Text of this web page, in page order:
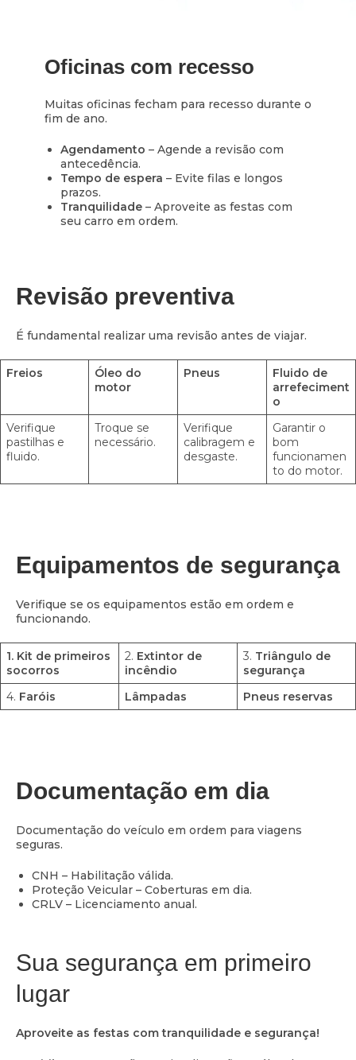
Oficinas com recesso
Muitas oficinas fecham para recesso durante o
fim de ano.
Agendamento – Agende a revisão com
antecedência.
Tempo de espera – Evite filas e longos
prazos.
Tranquilidade – Aproveite as festas com
seu carro em ordem.
Revisão preventiva
É fundamental realizar uma revisão antes de viajar.
Freios
Óleo do
motor
Pneus
Fluido de
arrefeciment
o
Verifique
pastilhas e
fluido.
Troque se
necessário.
Verifique
calibragem e
desgaste.
Garantir o
bom
funcionamen
to do motor.
Equipamentos de segurança
Verifique se os equipamentos estão em ordem e
funcionando.
1. Kit de primeiros
socorros
2. Extintor de
incêndio
3. Triângulo de
segurança
4. Faróis Lâmpadas Pneus reservas
Documentação em dia
Documentação do veículo em ordem para viagens
seguras.
CNH – Habilitação válida.
Proteção Veicular – Coberturas em dia.
CRLV – Licenciamento anual.
Sua segurança em primeiro
lugar
Aproveite as festas com tranquilidade e segurança!